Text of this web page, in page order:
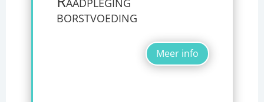
borstvoeding
Meer info